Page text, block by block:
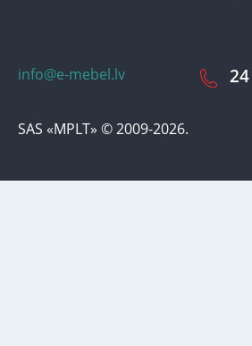
info@e-mebel.lv
SAS «MPLT» © 2009-2026.